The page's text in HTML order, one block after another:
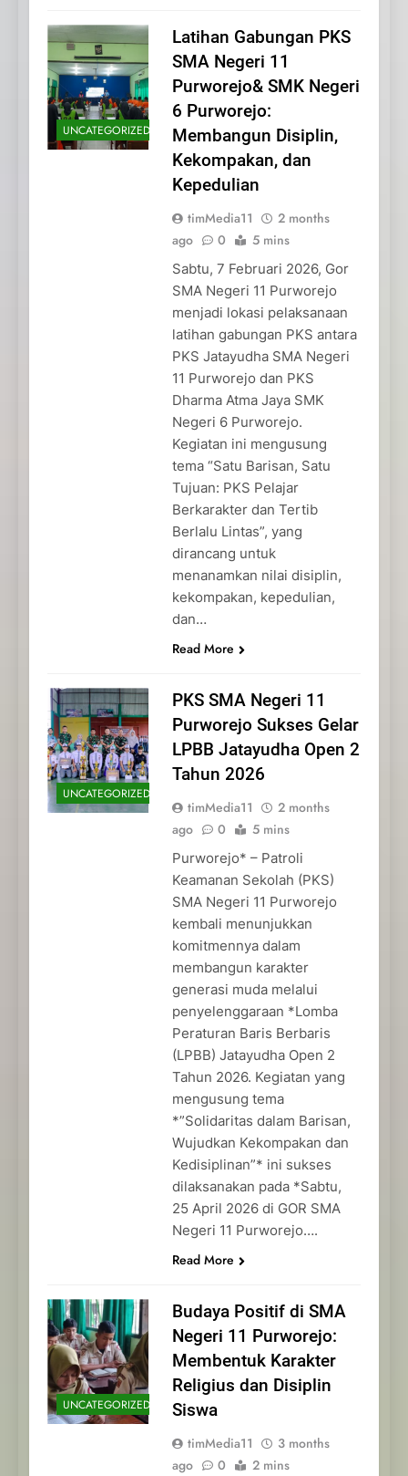
UNCATEGORIZED
Latihan Gabungan PKS
SMA Negeri 11
Purworejo& SMK Negeri
6 Purworejo:
Membangun Disiplin,
Kekompakan, dan
Kepedulian
timMedia11
2 months
ago
0 5 mins
Sabtu, 7 Februari 2026, Gor
SMA Negeri 11 Purworejo
menjadi lokasi pelaksanaan
latihan gabungan PKS antara
PKS Jatayudha SMA Negeri
11 Purworejo dan PKS
Dharma Atma Jaya SMK
Negeri 6 Purworejo.
Kegiatan ini mengusung
tema “Satu Barisan, Satu
Tujuan: PKS Pelajar
Berkarakter dan Tertib
Berlalu Lintas”, yang
dirancang untuk
menanamkan nilai disiplin,
kekompakan, kepedulian,
dan…
Read More
UNCATEGORIZED
PKS SMA Negeri 11
Purworejo Sukses Gelar
LPBB Jatayudha Open 2
Tahun 2026
timMedia11
2 months
ago
0 5 mins
Purworejo* – Patroli
Keamanan Sekolah (PKS)
SMA Negeri 11 Purworejo
kembali menunjukkan
komitmennya dalam
membangun karakter
generasi muda melalui
penyelenggaraan *Lomba
Peraturan Baris Berbaris
(LPBB) Jatayudha Open 2
Tahun 2026. Kegiatan yang
mengusung tema
*”Solidaritas dalam Barisan,
Wujudkan Kekompakan dan
Kedisiplinan”* ini sukses
dilaksanakan pada *Sabtu,
25 April 2026 di GOR SMA
Negeri 11 Purworejo….
Read More
UNCATEGORIZED
Budaya Positif di SMA
Negeri 11 Purworejo:
Membentuk Karakter
Religius dan Disiplin
Siswa
timMedia11
3 months
ago
0 2 mins